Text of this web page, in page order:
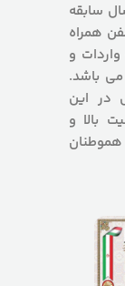
هایومی با بیش از 5 سال سابقه
همراه
و
می باشد.
در این
بالا و
هموطنان